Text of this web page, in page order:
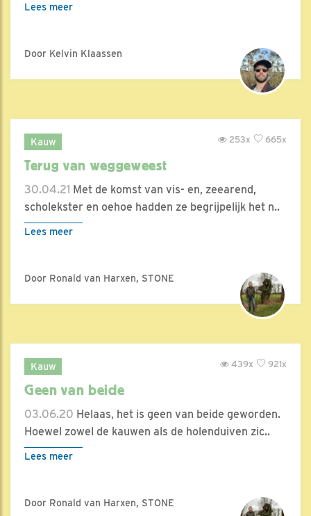
Lees meer
Door Kelvin Klaassen
Kauw 665x
253x
Terug van weggeweest
30.04.21 Met de komst van vis- en, zeearend,
scholekster en oehoe hadden ze begrijpelijk het n..
Lees meer
Door Ronald van Harxen, STONE
Kauw 921x
439x
Geen van beide
03.06.20 Helaas, het is geen van beide geworden.
Hoewel zowel de kauwen als de holenduiven zic..
Lees meer
Door Ronald van Harxen, STONE